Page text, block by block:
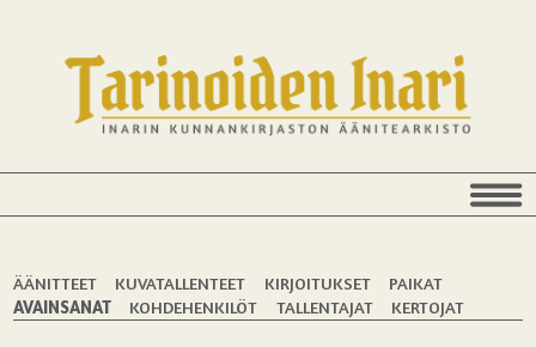
ÄÄNITTEET KUVATALLENTEET KIRJOITUKSET
PAIKAT
AVAINSANAT
KOHDEHENKILÖT TALLENTAJAT KERTOJAT